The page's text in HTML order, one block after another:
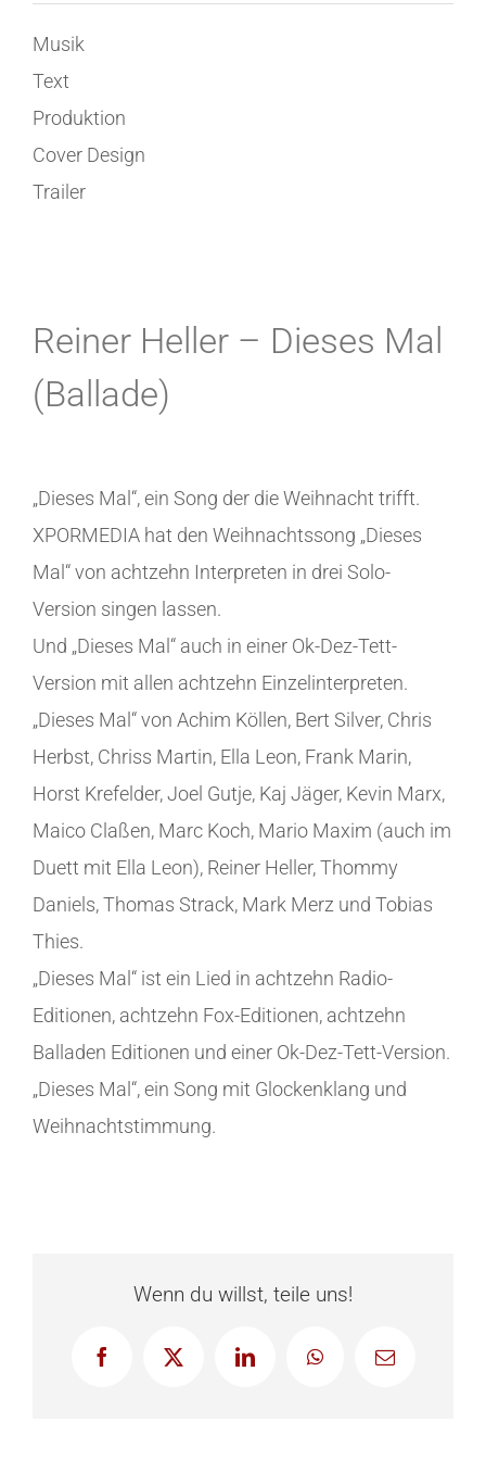
Musik
Text
Produktion
Cover Design
Trailer
Reiner Heller – Dieses Mal
(Ballade)
„Dieses Mal“, ein Song der die Weihnacht trifft.
XPORMEDIA hat den Weihnachtssong „Dieses
Mal“ von achtzehn Interpreten in drei Solo-
Version singen lassen.
Und „Dieses Mal“ auch in einer Ok-Dez-Tett-
Version mit allen achtzehn Einzelinterpreten.
„Dieses Mal“ von Achim Köllen, Bert Silver, Chris
Herbst, Chriss Martin, Ella Leon, Frank Marin,
Horst Krefelder, Joel Gutje, Kaj Jäger, Kevin Marx,
Maico Claßen, Marc Koch, Mario Maxim (auch im
Duett mit Ella Leon), Reiner Heller, Thommy
Daniels, Thomas Strack, Mark Merz und Tobias
Thies.
„Dieses Mal“ ist ein Lied in achtzehn Radio-
Editionen, achtzehn Fox-Editionen, achtzehn
Balladen Editionen und einer Ok-Dez-Tett-Version.
„Dieses Mal“, ein Song mit Glockenklang und
Weihnachtstimmung.
Wenn du willst, teile uns!
FacebookX LinkedInWhatsApp
E-